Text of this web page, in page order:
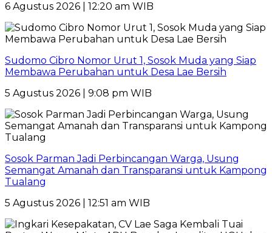
6 Agustus 2026 | 12:20 am WIB
Sudomo Cibro Nomor Urut 1, Sosok Muda yang Siap
Membawa Perubahan untuk Desa Lae Bersih
5 Agustus 2026 | 9:08 pm WIB
Sosok Parman Jadi Perbincangan Warga, Usung
Semangat Amanah dan Transparansi untuk Kampong
Tualang
5 Agustus 2026 | 12:51 am WIB